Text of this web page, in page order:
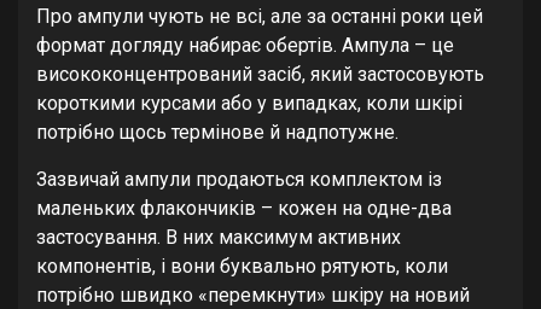
Про ампули чують не всі, але за останні роки цей
формат догляду набирає обертів. Ампула – це
висококонцентрований засіб, який застосовують
короткими курсами або у випадках, коли шкірі
потрібно щось термінове й надпотужне.
Зазвичай ампули продаються комплектом із
маленьких флакончиків – кожен на одне-два
застосування. В них максимум активних
компонентів, і вони буквально рятують, коли
потрібно швидко «перемкнути» шкіру на новий